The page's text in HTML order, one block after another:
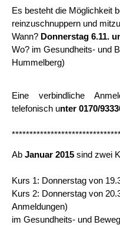
Es besteht die Möglichkeit
reinzuschnuppern und
Wann? Donnerstag 6.11.
Wo? im Gesundheits- und
Hummelberg)
Eine verbindliche
telefonisch unter 0170/
Ab Januar 2015 sind zwei
Kurs 1: Donnerstag von
Kurs 2: Donnerstag von
Anmeldungen)
im Gesundheits- und